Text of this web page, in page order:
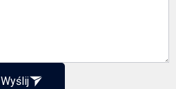
Wyślij